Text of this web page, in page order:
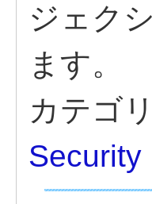
ジェク
ます。
カテゴ
Security